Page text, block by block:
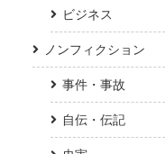
ビジネス
ノンフィクション
事件・事故
自伝・伝記